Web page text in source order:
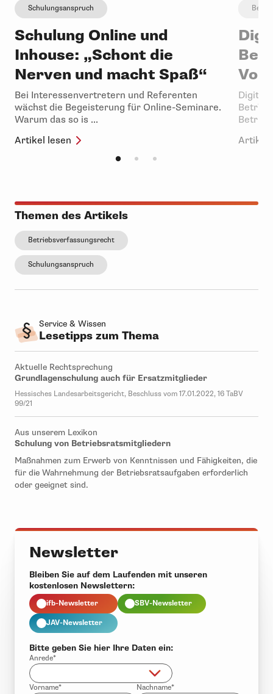
Schulungsanspruch
Schulung Online und
Inhouse: „Schont die
Nerven und macht Spaß“
Bei Interessenvertretern und Referenten
wächst die Begeisterung für Online-Seminare.
Warum das so is ...
Artikel lesen
Artikel
Themen des Artikels
Betriebsverfassungsrecht
Schulungsanspruch
Service & Wissen
Lesetipps zum Thema
Aktuelle Rechtsprechung
Grundlagenschulung auch für Ersatzmitglieder
Hessisches Landesarbeitsgericht, Beschluss vom 17.01.2022, 16 TaBV
99/21
Aus unserem Lexikon
Schulung von Betriebsratsmitgliedern
Maßnahmen zum Erwerb von Kenntnissen und Fähigkeiten, die
für die Wahrnehmung der Betriebsratsaufgaben erforderlich
oder geeignet sind.
Newsletter
Bleiben Sie auf dem Laufenden mit unseren
kostenlosen Newslettern:
ifb-Newsletter SBV-Newsletter
JAV-Newsletter
Bitte geben Sie hier Ihre Daten ein:
Anrede*
Vorname* Nachname*